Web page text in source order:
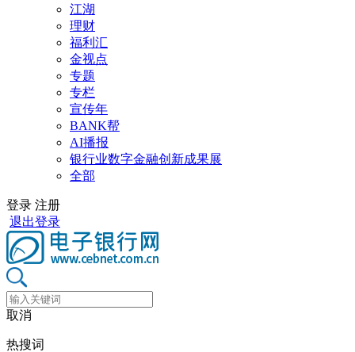
江湖
理财
福利汇
金视点
专题
专栏
宣传年
BANK帮
AI播报
银行业数字金融创新成果展
全部
登录 注册
退出登录
取消
热搜词